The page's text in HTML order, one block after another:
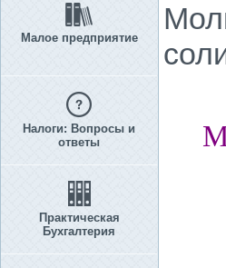
Малое предприятие
Налоги: Вопросы и
ответы
Практическая
Бухгалтерия